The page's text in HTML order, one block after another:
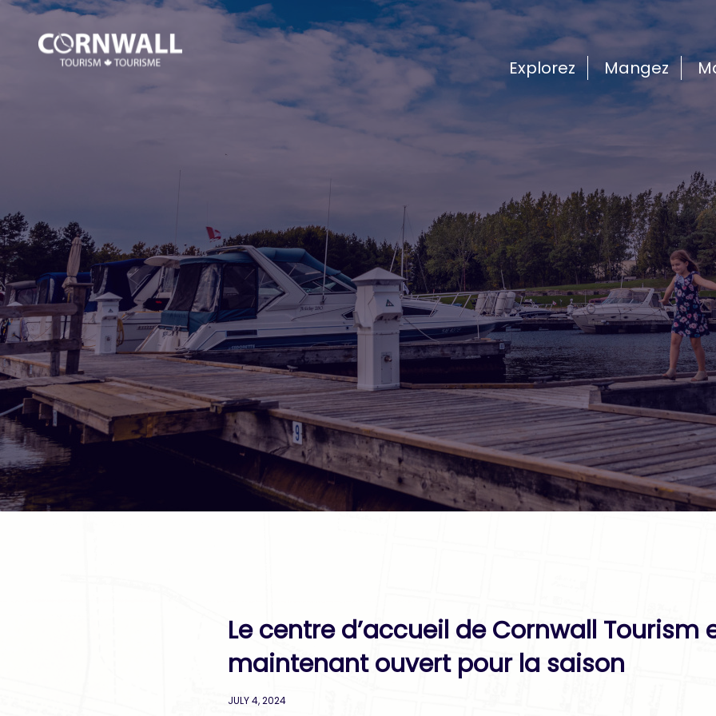
Explorez Mangez
Le centre d’accueil de Cornwall Tourism
maintenant ouvert pour la saison
JULY 4, 2024